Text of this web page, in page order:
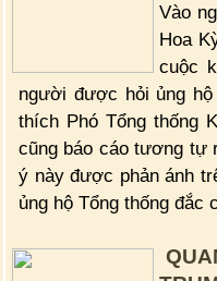
Vào
Hoa
cuộc
người được hỏi ủng
thích Phó Tổng thống
cũng báo cáo tương tự
ý này được phản ánh
ủng hộ Tổng thống đắc